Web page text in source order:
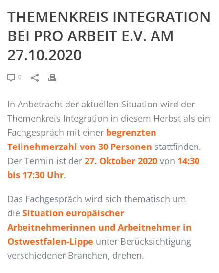
THEMENKREIS INTEGRATION
BEI PRO ARBEIT E.V. AM
27.10.2020
0
In Anbetracht der aktuellen Situation wird der
Themenkreis Integration in diesem Herbst als ein
Fachgespräch mit einer begrenzten
Teilnehmerzahl von 30 Personen stattfinden.
Der Termin ist der 27. Oktober 2020 von 14:30
bis 17:30 Uhr.
Das Fachgespräch wird sich thematisch um
die Situation europäischer
Arbeitnehmerinnen und Arbeitnehmer in
Ostwestfalen-Lippe unter Berücksichtigung
verschiedener Branchen, drehen.